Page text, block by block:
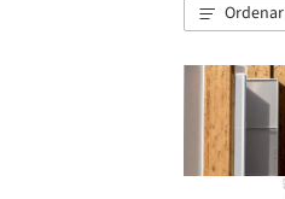
Ordenar